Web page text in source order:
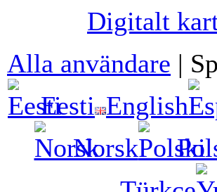
Digitalt
Alla användare |
Eesti English
Norsk